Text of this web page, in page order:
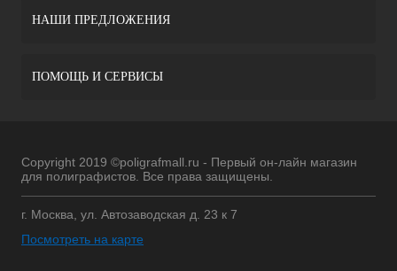
НАШИ ПРЕДЛОЖЕНИЯ
ПОМОЩЬ И СЕРВИСЫ
Copyright 2019 ©poligrafmall.ru - Первый он-лайн магазин
для полиграфистов. Все права защищены.
г. Москва, ул. Автозаводская д. 23 к 7
Посмотреть на карте